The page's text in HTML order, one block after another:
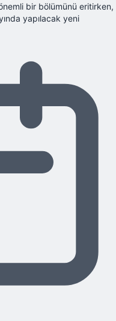
bir bölümünü eritirken,
yapılacak yeni